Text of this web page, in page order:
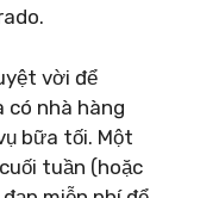
vời để
nhà hàng
bữa tối. Một
tuần (hoặc